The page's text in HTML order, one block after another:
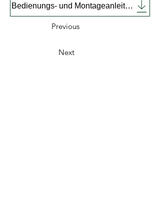
Bedienungs- und Montageanleitung
Previous
Next